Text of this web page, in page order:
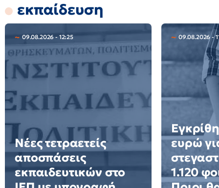
εκπαίδευση
09.08.2026 - 12:25
Νέες τετραετείς
αποσπάσεις
εκπαιδευτικών στο
09.08.2026 -
ευρώ
1.120